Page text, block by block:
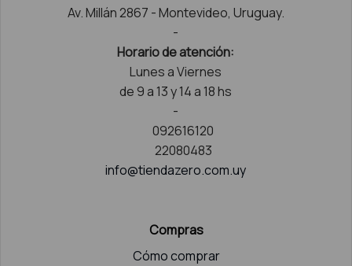
Av. Millán 2867 - Montevideo, Uruguay.
-
Horario de atención:
Lunes a Viernes
de 9 a 13 y 14 a 18 hs
-
092616120
22080483
info@tiendazero.com.uy
Compras
Cómo comprar